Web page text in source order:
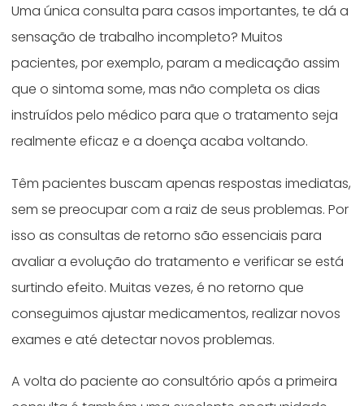
Uma única consulta para casos importantes, te dá a
sensação de trabalho incompleto? Muitos
pacientes, por exemplo, param a medicação assim
que o sintoma some, mas não completa os dias
instruídos pelo médico para que o tratamento seja
realmente eficaz e a doença acaba voltando.
Têm pacientes buscam apenas respostas imediatas,
sem se preocupar com a raiz de seus problemas. Por
isso as consultas de retorno são essenciais para
avaliar a evolução do tratamento e verificar se está
surtindo efeito. Muitas vezes, é no retorno que
conseguimos ajustar medicamentos, realizar novos
exames e até detectar novos problemas.
A volta do paciente ao consultório após a primeira